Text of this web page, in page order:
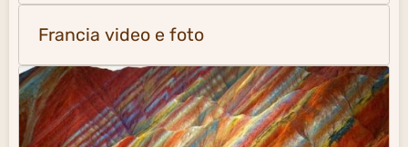
Francia video e foto